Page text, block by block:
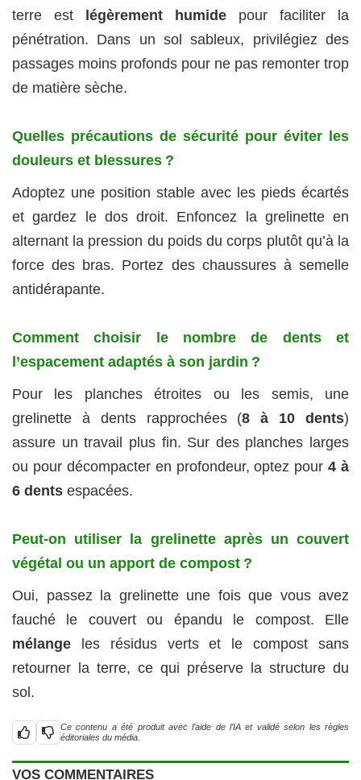
terre est légèrement humide pour faciliter la
pénétration. Dans un sol sableux, privilégiez des
passages moins profonds pour ne pas remonter trop
de matière sèche.
Quelles précautions de sécurité pour éviter les
douleurs et blessures ?
Adoptez une position stable avec les pieds écartés
et gardez le dos droit. Enfoncez la grelinette en
alternant la pression du poids du corps plutôt qu’à la
force des bras. Portez des chaussures à semelle
antidérapante.
Comment choisir le nombre de dents et
l’espacement adaptés à son jardin ?
Pour les planches étroites ou les semis, une
grelinette à dents rapprochées (8 à 10 dents)
assure un travail plus fin. Sur des planches larges
ou pour décompacter en profondeur, optez pour4 à
6 dents espacées.
Peut-on utiliser la grelinette après un couvert
végétal ou un apport de compost ?
Oui, passez la grelinette une fois que vous avez
fauché le couvert ou épandu le compost. Elle
mélange les résidus verts et le compost sans
retourner la terre, ce qui préserve la structure du
sol.
Ce contenu a été produit avec l’aide de l’IA et validé selon les règles
éditoriales du média.
VOS COMMENTAIRES